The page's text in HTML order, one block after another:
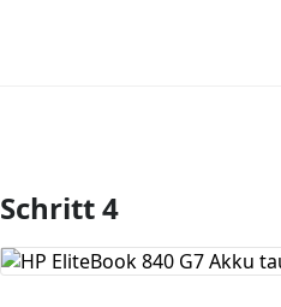
Kommentar hinzufügen
Schritt 4